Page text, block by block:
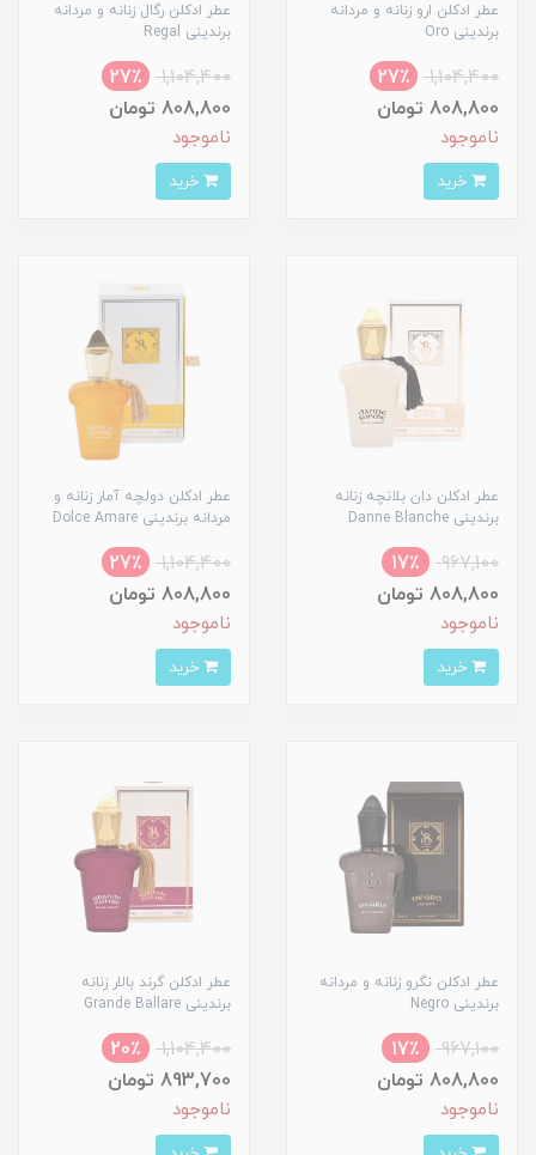
عطر ادکلن ارو زنانه و مردانه
برندینی Oro
1,104,400
27٪
808,800 تومان
ناموجود
عطر ادکلن رگال زنانه و مردانه
برندینی Regal
1,104,400
27٪
808,800 تومان
ناموجود
عطر ادکلن دان بلانچه زنانه
برندینی Danne Blanche
967,100
17٪
808,800 تومان
ناموجود
عطر ادکلن دولچه آمار زنانه و
مردانه برندینی Dolce Amare
1,104,400
27٪
808,800 تومان
ناموجود
عطر ادکلن نگرو زنانه و مردانه
برندینی Negro
967,100
17٪
808,800 تومان
ناموجود
عطر ادکلن گرند بالار زنانه
برندینی Grande Ballare
1,104,400
20٪
893,700 تومان
ناموجود